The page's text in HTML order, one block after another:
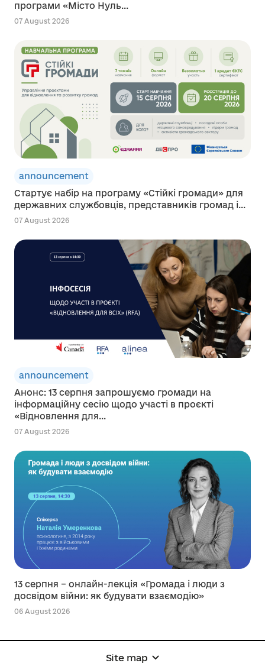
програми «Місто Нуль...
07 August 2026
announcement
Стартує набір на програму «Стійкі громади» для
державних службовців, представників громад і...
07 August 2026
announcement
Анонс: 13 серпня запрошуємо громади на
інформаційну сесію щодо участі в проєкті
«Відновлення для...
07 August 2026
13 серпня – онлайн-лекція «Громада і люди з
досвідом війни: як будувати взаємодію»
06 August 2026
Site map